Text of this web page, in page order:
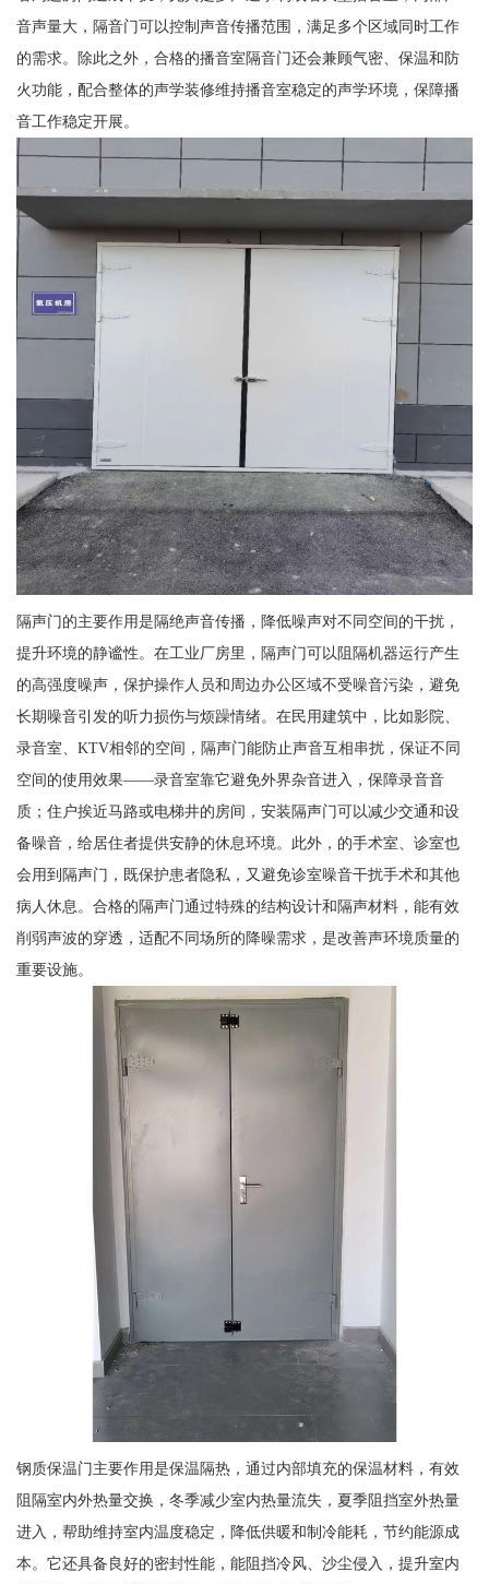
音声量大，隔音门可以控制声音传播范围，满足多个区域同时工作
的需求。除此之外，合格的播音室隔音门还会兼顾气密、保温和防
火功能，配合整体的声学装修维持播音室稳定的声学环境，保障播
音工作稳定开展。
隔声门的主要作用是隔绝声音传播，降低噪声对不同空间的干扰，
提升环境的静谧性。在工业厂房里，隔声门可以阻隔机器运行产生
的高强度噪声，保护操作人员和周边办公区域不受噪音污染，避免
长期噪音引发的听力损伤与烦躁情绪。在民用建筑中，比如影院、
录音室、KTV相邻的空间，隔声门能防止声音互相串扰，保证不同
空间的使用效果——录音室靠它避免外界杂音进入，保障录音音
质；住户挨近马路或电梯井的房间，安装隔声门可以减少交通和设
备噪音，给居住者提供安静的休息环境。此外，的手术室、诊室也
会用到隔声门，既保护患者隐私，又避免诊室噪音干扰手术和其他
病人休息。合格的隔声门通过特殊的结构设计和隔声材料，能有效
削弱声波的穿透，适配不同场所的降噪需求，是改善声环境质量的
重要设施。
钢质保温门主要作用是保温隔热，通过内部填充的保温材料，有效
阻隔室内外热量交换，冬季减少室内热量流失，夏季阻挡室外热量
进入，帮助维持室内温度稳定，降低供暖和制冷能耗，节约能源成
本。它还具备良好的密封性能，能阻挡冷风、沙尘侵入，提升室内